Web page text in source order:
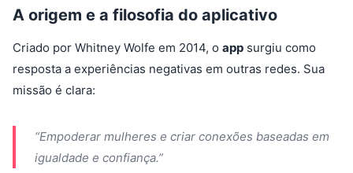
A origem e a filosofia do aplicativo
Criado por Whitney Wolfe em 2014, o app surgiu como
resposta a experiências negativas em outras redes. Sua
missão é clara:
“Empoderar mulheres e criar conexões baseadas em
igualdade e confiança.”